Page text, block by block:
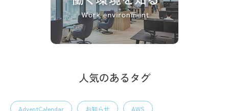
人気のあるタグ
AdventCalendar お知らせ AWS